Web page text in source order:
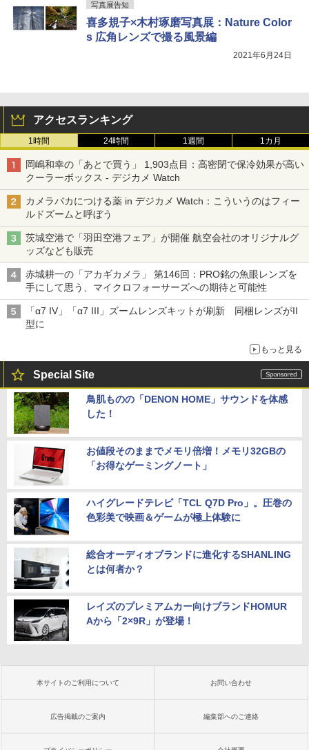
写真展告知
喜多規子×木村琢磨写真展：Nature Color
s 広角レンズで撮る風景編
2021年6月24日
アクセスランキング
1時間 24時間 1週間 1カ月
岡嶋和幸の「あとで買う」 1,903点目：高密閉で保冷効果が高い
クーラーボックス - デジカメ Watch
カメラバカにつける薬 in デジカメ Watch：こういうのはフィー
ルドズームと呼ぼう
茨城空港で「羽田空港フェア」が開催 航空会社のオリジナルグ
ッズなども販売
赤城耕一の「アカギカメラ」 第146回：PRO銘の魚眼レンズを
手にして思う、マイクロフォーサーズへの期待と可能性
「α7 IV」「α7 III」ズームレンズキットが刷新 同梱レンズがII
型に
もっと見る
Special Site
鳥肌ものの「DENON HOME」サウンドを体感
した！
お値段そのままでメモリ倍増！メモリ32GBの
「お得なゲーミングノート」
ハイグレードテレビ「TCL Q7D Pro」。圧巻の
色彩美で映画＆ゲームが極上体験に
総合オーディオブランドに進化するSHANLING
とは何者か？
レイズのプレミアムカー向けブランドHOMUR
Aから「2×9R」が登場！
本サイトのご利用について お問い合わせ
広告掲載のご案内 編集部へのご連絡